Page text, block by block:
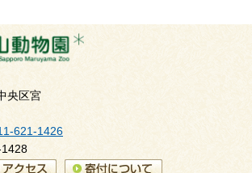
央区宮
621-1426